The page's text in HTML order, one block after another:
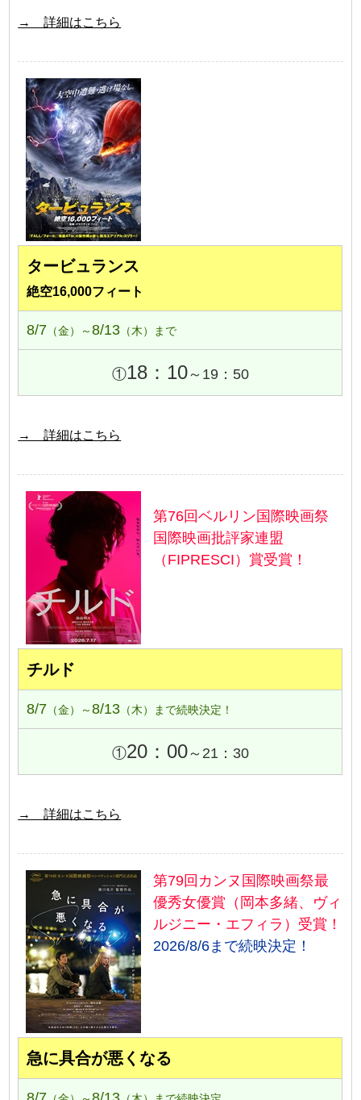
→ 詳細はこちら
タービュランス
絶空16,000フィート
8/7 （金）～8/13 （木）まで
①18：10～19：50
→ 詳細はこちら
第76回ベルリン国際映画祭
国際映画批評家連盟
（FIPRESCI）賞受賞！
チルド
8/7 （金）～8/13 （木）まで続映決定！
①20：00～21：30
→ 詳細はこちら
第79回カンヌ国際映画祭最
優秀女優賞（岡本多緒、ヴィ
ルジニー・エフィラ）受賞！
2026/8/6まで続映決定！
急に具合が悪くなる